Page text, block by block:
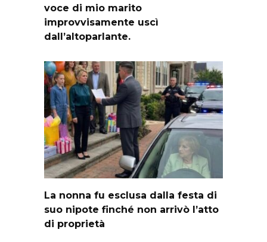
voce di mio marito
improvvisamente uscì
dall’altoparlante.
La nonna fu esclusa dalla festa di
suo nipote finché non arrivò l’atto
di proprietà